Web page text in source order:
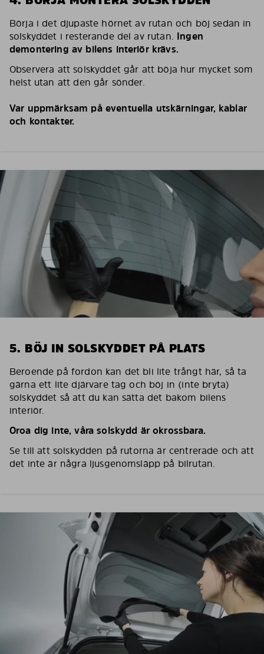
Börja i det djupaste hörnet av rutan och böj sedan in
solskyddet i resterande del av rutan. Ingen
demontering av bilens interiör krävs.
Observera att solskyddet går att böja hur mycket som
helst utan att den går sönder.
Var uppmärksam på eventuella utskärningar, kablar
och kontakter.
5. BÖJ IN SOLSKYDDET PÅ PLATS
Beroende på fordon kan det bli lite trångt här, så ta
gärna ett lite djärvare tag och böj in (inte bryta)
solskyddet så att du kan sätta det bakom bilens
interiör.
Oroa dig inte, våra solskydd är okrossbara.
Se till att solskydden på rutorna är centrerade och att
det inte är några ljusgenomsläpp på bilrutan.